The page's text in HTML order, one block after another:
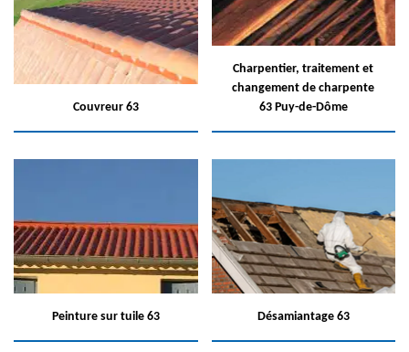
Couvreur 63
Charpentier, traitement et
changement de charpente
63 Puy-de-Dôme
Peinture sur tuile 63 Désamiantage 63